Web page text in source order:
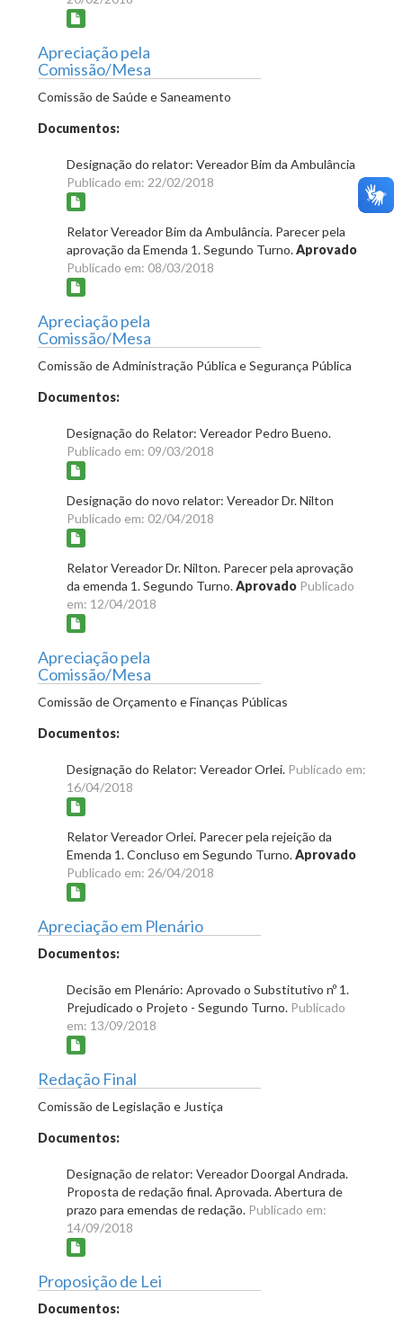
Apreciação pela
Comissão/Mesa
Comissão de Saúde e Saneamento
Documentos:
Designação do relator: Vereador Bim da Ambulância
Publicado em: 22/02/2018
Relator Vereador Bim da Ambulância. Parecer pela
aprovação da Emenda 1. Segundo Turno.Aprovado
Publicado em: 08/03/2018
Apreciação pela
Comissão/Mesa
Comissão de Administração Pública e Segurança Pública
Documentos:
Designação do Relator: Vereador Pedro Bueno.
Publicado em: 09/03/2018
Designação do novo relator: Vereador Dr. Nilton
Publicado em: 02/04/2018
Relator Vereador Dr. Nilton. Parecer pela aprovação
da emenda 1. Segundo Turno.Aprovado Publicado
em: 12/04/2018
Apreciação pela
Comissão/Mesa
Comissão de Orçamento e Finanças Públicas
Documentos:
Designação do Relator: Vereador Orlei. Publicado em:
16/04/2018
Relator Vereador Orlei. Parecer pela rejeição da
Emenda 1. Concluso em Segundo Turno.Aprovado
Publicado em: 26/04/2018
Apreciação em Plenário
Documentos:
Decisão em Plenário: Aprovado o Substitutivo nº 1.
Prejudicado o Projeto - Segundo Turno. Publicado
em: 13/09/2018
Redação Final
Comissão de Legislação e Justiça
Documentos:
Designação de relator: Vereador Doorgal Andrada.
Proposta de redação final. Aprovada. Abertura de
prazo para emendas de redação. Publicado em:
14/09/2018
Proposição de Lei
Documentos: